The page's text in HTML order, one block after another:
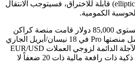
المنحنى الإهليلجي (elliptic curve) قابلة للاختراق، فسيتوجب الانتقال
الكمومية.
في خضم البيتكوين عند مستوى 85,000 دولار قامت منصة كراكن
(Kraken) بتوسيع نطاق عمل منصتها Pro في 18 نيسان/أبريل الجاري
من خلال إطلاقها للعقود الآجلة الدائمة لزوجي العملات EUR/USD
وGBP/USD بشكل أدوات ذكية ذات رافعة مالية ذات 20 ضعفاً لا